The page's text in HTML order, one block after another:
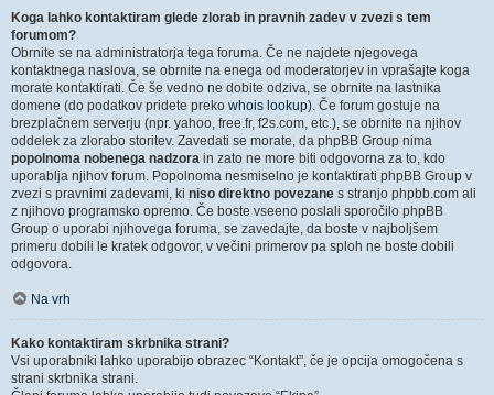
Koga lahko kontaktiram glede zlorab in pravnih zadev v zvezi s tem
forumom?
Obrnite se na administratorja tega foruma. Če ne najdete njegovega
kontaktnega naslova, se obrnite na enega od moderatorjev in vprašajte koga
morate kontaktirati. Če še vedno ne dobite odziva, se obrnite na lastnika
domene (do podatkov pridete preko whois lookup). Če forum gostuje na
brezplačnem serverju (npr. yahoo, free.fr, f2s.com, etc.), se obrnite na njihov
oddelek za zlorabo storitev. Zavedati se morate, da phpBB Group nima
popolnoma nobenega nadzora in zato ne more biti odgovorna za to, kdo
uporablja njihov forum. Popolnoma nesmiselno je kontaktirati phpBB Group v
zvezi s pravnimi zadevami, ki niso direktno povezane s stranjo phpbb.com ali
z njihovo programsko opremo. Če boste vseeno poslali sporočilo phpBB
Group o uporabi njihovega foruma, se zavedajte, da boste v najboljšem
primeru dobili le kratek odgovor, v večini primerov pa sploh ne boste dobili
odgovora.
Na vrh
Kako kontaktiram skrbnika strani?
Vsi uporabniki lahko uporabijo obrazec “Kontakt”, če je opcija omogočena s
strani skrbnika strani.